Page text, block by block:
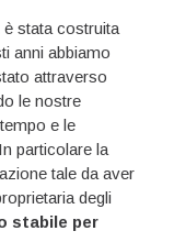
è stata costruita
anni abbiamo
attraverso
le nostre
e le
particolare la
tale da aver
degli
stabile per